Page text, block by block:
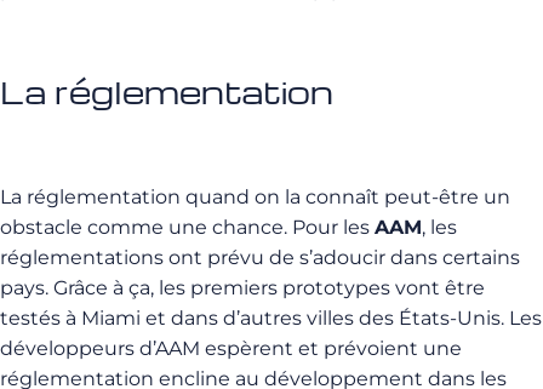
La réglementation
La réglementation quand on la connaît peut-être un
obstacle comme une chance. Pour les AAM, les
réglementations ont prévu de s’adoucir dans certains
pays. Grâce à ça, les premiers prototypes vont être
testés à Miami et dans d’autres villes des États-Unis. Les
développeurs d’AAM espèrent et prévoient une
réglementation encline au développement dans les